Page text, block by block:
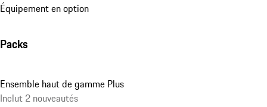
Équipement en option
Packs
Ensemble haut de gamme Plus
Inclut 2 nouveautés